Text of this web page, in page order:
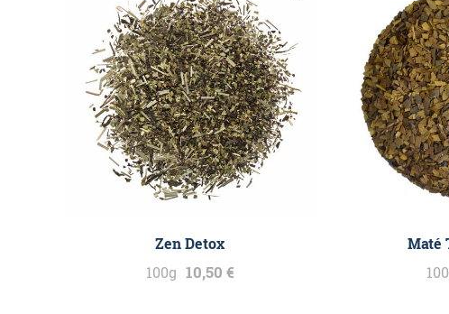
Zen Detox
100g 10,50 €
Maté